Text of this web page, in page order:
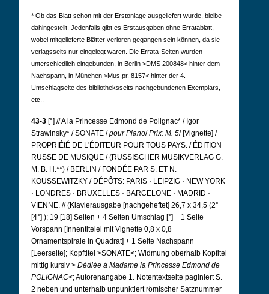
* Ob das Blatt schon mit der Erstonlage ausgeliefert wurde, bleibe
dahingestellt. Jedenfalls gibt es Erstausgaben ohne Erratablatt,
wobei mitgelieferte Blätter verloren gegangen sein können, da sie
verlagsseits nur eingelegt waren. Die Errata-Seiten wurden
unterschiedlich eingebunden, in Berlin >DMS 200848< hinter dem
Nachspann, in München >Mus.pr. 8157< hinter der 4.
Umschlagseite des bibliotheksseits nachgebundenen Exemplars,
etc..
43-3 [°] // A la Princesse Edmond de Polignac* / Igor
Strawinsky* / SONATE /pour Piano/Prix: M. 5/ [Vignette] /
PROPRIÉtÉ DE L'ÉDITEUR POUR TOUS PAYS. / ÉDITION
RUSSE DE MUSIQUE / (RUSSISCHER MUSIKVERLAG G.
M. B. H.**) / BERLIN / FONDÉE PAR S. ET N.
KOUSSEWITZKY / DÉPÔTS: PARIS · LEIPZIG · NEW YORK
· LONDRES · BRUXELLES · BARCELONE · MADRID ·
VIENNE. // (Klavierausgabe [nachgeheftet] 26,7 x 34,5 (2°
[4°] ); 19 [18] Seiten + 4 Seiten Umschlag [°] + 1 Seite
Vorspann [Innentitelei mit Vignette 0,8 x 0,8
Ornamentspirale in Quadrat] + 1 Seite Nachspann
[Leerseite]; Kopftitel >SONATE<; Widmung oberhalb Kopfitel
mittig kursiv > Dédiée à Madame la Princesse Edmond de
POLIGNAC<; Autorenangabe 1. Notentextseite paginiert S.
2 neben und unterhalb unpunktiert römischer Satznummer